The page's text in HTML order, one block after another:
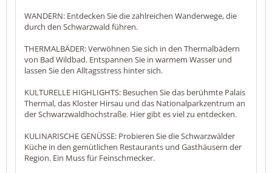
WANDERN: Entdecken Sie die zahlreichen Wanderwege, die
durch den Schwarzwald führen.
THERMALBÄDER: Verwöhnen Sie sich in den Thermalbädern
von Bad Wildbad. Entspannen Sie in warmem Wasser und
lassen Sie den Alltagsstress hinter sich.
KULTURELLE HIGHLIGHTS: Besuchen Sie das berühmte Palais
Thermal, das Kloster Hirsau und das Nationalparkzentrum an
der Schwarzwaldhochstraße. Hier gibt es viel zu entdecken.
KULINARISCHE GENÜSSE: Probieren Sie die Schwarzwälder
Küche in den gemütlichen Restaurants und Gasthäusern der
Region. Ein Muss für Feinschmecker.